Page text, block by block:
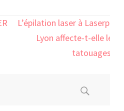
L’épilation laser à Laserpol
Lyon affecte-t-elle les
tatouages ?